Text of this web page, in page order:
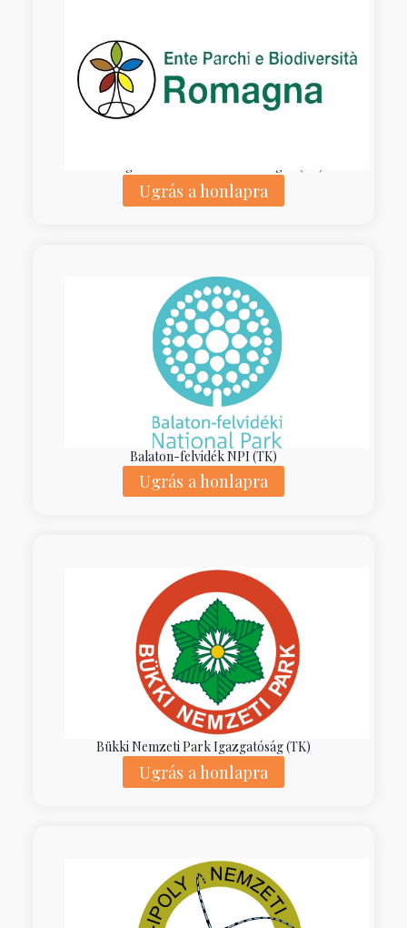
Ugrás a honlapra
Balaton-felvidék NPI (TK)
Ugrás a honlapra
Bükki Nemzeti Park Igazgatóság (TK)
Ugrás a honlapra